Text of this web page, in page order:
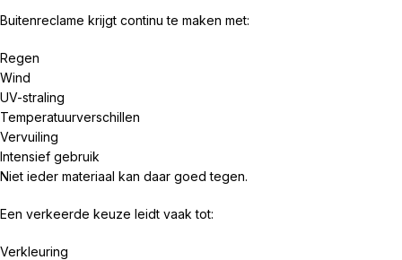
Buitenreclame krijgt continu te maken met:
Regen
Wind
UV-straling
Temperatuurverschillen
Vervuiling
Intensief gebruik
Niet ieder materiaal kan daar goed tegen.
Een verkeerde keuze leidt vaak tot:
Verkleuring